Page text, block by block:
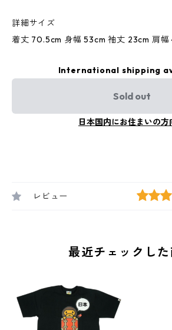
詳細サイズ
着丈 70.5cm 身幅 53cm 袖丈 23cm 肩幅
International shipping
Sold out
日本国内にお住まいの方
レビュー
最近チェックした